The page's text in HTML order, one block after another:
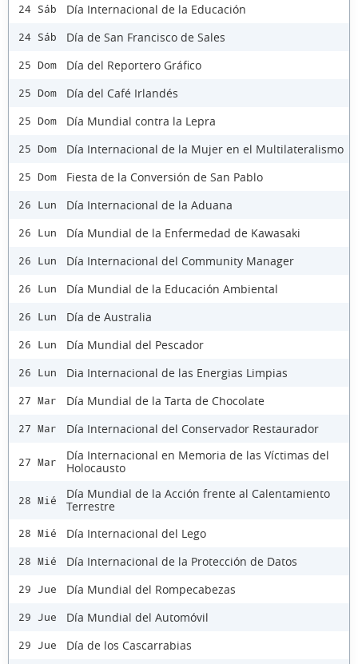
24 Sáb Día Internacional de la Educación
24 Sáb Día de San Francisco de Sales
25 Dom Día del Reportero Gráfico
25 Dom Día del Café Irlandés
25 Dom Día Mundial contra la Lepra
25 Dom Día Internacional de la Mujer en el Multilateralismo
25 Dom Fiesta de la Conversión de San Pablo
26 Lun Día Internacional de la Aduana
26 Lun Día Mundial de la Enfermedad de Kawasaki
26 Lun Día Internacional del Community Manager
26 Lun Día Mundial de la Educación Ambiental
26 Lun Día de Australia
26 Lun Día Mundial del Pescador
26 Lun Dia Internacional de las Energias Limpias
27 Mar Día Mundial de la Tarta de Chocolate
27 Mar Día Internacional del Conservador Restaurador
27 Mar
Día Internacional en Memoria de las Víctimas del
Holocausto
28 Mié
Día Mundial de la Acción frente al Calentamiento
Terrestre
28 Mié Día Internacional del Lego
28 Mié Día Internacional de la Protección de Datos
29 Jue Día Mundial del Rompecabezas
29 Jue Día Mundial del Automóvil
29 Jue Día de los Cascarrabias